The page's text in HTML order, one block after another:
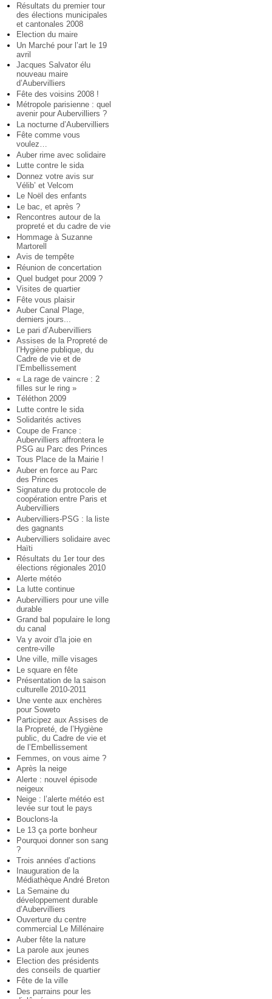
Résultats du premier tour
des élections municipales
et cantonales 2008
Election du maire
Un Marché pour l’art le 19
avril
Jacques Salvator élu
nouveau maire
d’Aubervilliers
Fête des voisins 2008 !
Métropole parisienne : quel
avenir pour Aubervilliers ?
La nocturne d’Aubervilliers
Fête comme vous
voulez…
Auber rime avec solidaire
Lutte contre le sida
Donnez votre avis sur
Vélib’ et Velcom
Le Noël des enfants
Le bac, et après ?
Rencontres autour de la
propreté et du cadre de vie
Hommage à Suzanne
Martorell
Avis de tempête
Réunion de concertation
Quel budget pour 2009 ?
Visites de quartier
Fête vous plaisir
Auber Canal Plage,
derniers jours...
Le pari d’Aubervilliers
Assises de la Propreté de
l’Hygiène publique, du
Cadre de vie et de
l’Embellissement
« La rage de vaincre : 2
filles sur le ring »
Téléthon 2009
Lutte contre le sida
Solidarités actives
Coupe de France :
Aubervilliers affrontera le
PSG au Parc des Princes
Tous Place de la Mairie !
Auber en force au Parc
des Princes
Signature du protocole de
coopération entre Paris et
Aubervilliers
Aubervilliers-PSG : la liste
des gagnants
Aubervilliers solidaire avec
Haïti
Résultats du 1er tour des
élections régionales 2010
Alerte météo
La lutte continue
Aubervilliers pour une ville
durable
Grand bal populaire le long
du canal
Va y avoir d’la joie en
centre-ville
Une ville, mille visages
Le square en fête
Présentation de la saison
culturelle 2010-2011
Une vente aux enchères
pour Soweto
Participez aux Assises de
la Propreté, de l’Hygiène
public, du Cadre de vie et
de l’Embellissement
Femmes, on vous aime ?
Après la neige
Alerte : nouvel épisode
neigeux
Neige : l’alerte météo est
levée sur tout le pays
Bouclons-la
Le 13 ça porte bonheur
Pourquoi donner son sang
?
Trois années d’actions
Inauguration de la
Médiathèque André Breton
La Semaine du
développement durable
d’Aubervilliers
Ouverture du centre
commercial Le Millénaire
Auber fête la nature
La parole aux jeunes
Election des présidents
des conseils de quartier
Fête de la ville
Des parrains pour les